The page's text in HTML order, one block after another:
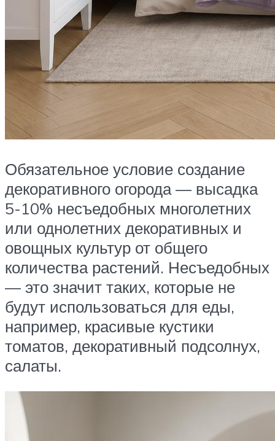
Обязательное условие создание
декоративного огорода — высадка
5-10% несъедобных многолетних
или однолетних декоративных и
овощных культур от общего
количества растений. Несъедобных
— это значит таких, которые не
будут использоваться для еды,
например, красивые кустики
томатов, декоративный подсолнух,
салаты.